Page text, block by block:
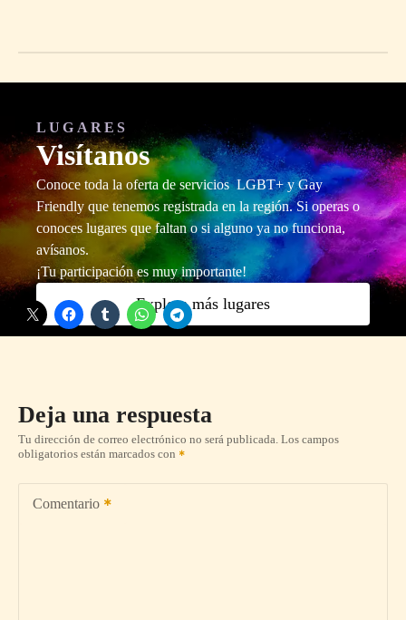
LUGARES
Visítanos
Conoce toda la oferta de servicios LGBT+ y Gay
Friendly que tenemos registrada en la región. Si operas o
conoces lugares que faltan o si alguno ya no funciona,
avísanos.
¡Tu participación es muy importante!
Explora más lugares
Comparte esto:
Deja una respuesta
Tu dirección de correo electrónico no será publicada. Los campos
obligatorios están marcados con
Comentario